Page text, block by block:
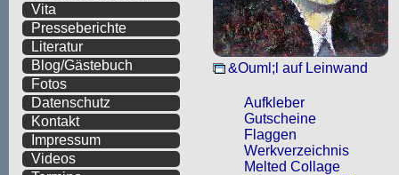
&Ouml;l auf Leinwand
Aufkleber
Gutscheine
Flaggen
Werkverzeichnis
Melted Collage
Vita
Presseberichte
Literatur
Blog/Gästebuch
Fotos
Datenschutz
Kontakt
Impressum
Videos